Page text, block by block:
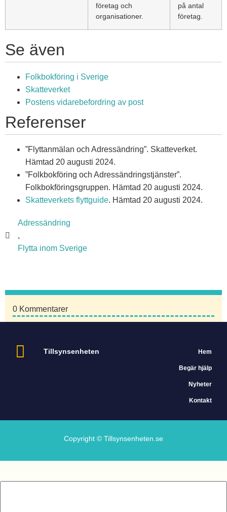
företag och
organisationer.
på antal
företag.
Se även
Folkbokföring i Sverige
Skatteverket
Postens vidarebefordring av post
Referenser
”Flyttanmälan och Adressändring”. Skatteverket.
Hämtad 20 augusti 2024.
”Folkbokföring och Adressändringstjänster”.
Folkbokföringsgruppen. Hämtad 20 augusti 2024.
Skatteverkets flyttguide. Hämtad 20 augusti 2024.
Adressändring
,
Flytta inom Sverige
0 Kommentarer
Tillsynsenheten Hem
Begär hjälp
Nyheter
Kontakt
Copyright © Tillsynsenheten.se